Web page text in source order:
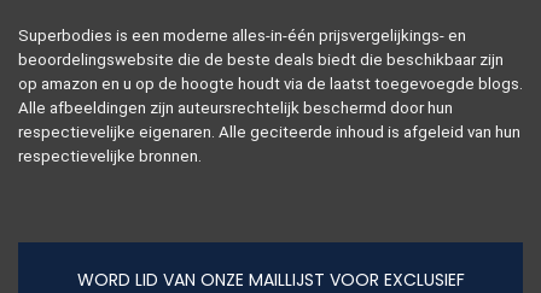
Superbodies is een moderne alles-in-één prijsvergelijkings- en
beoordelingswebsite die de beste deals biedt die beschikbaar zijn
op amazon en u op de hoogte houdt via de laatst toegevoegde blogs.
Alle afbeeldingen zijn auteursrechtelijk beschermd door hun
respectievelijke eigenaren. Alle geciteerde inhoud is afgeleid van hun
respectievelijke bronnen.
WORD LID VAN ONZE MAILLIJST VOOR EXCLUSIEF